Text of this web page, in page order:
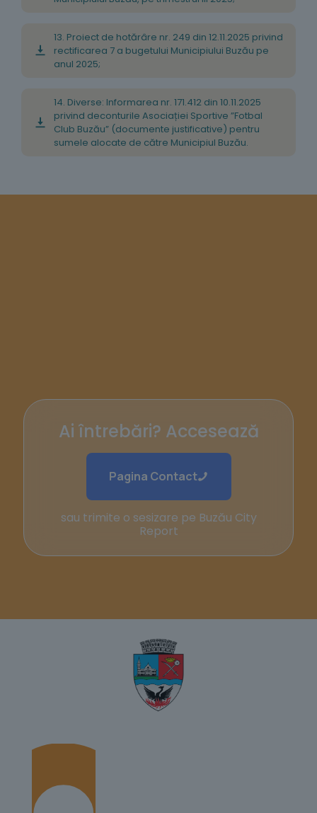
13. Proiect de hotărâre nr. 249 din 12.11.2025 privind
rectificarea 7 a bugetului Municipiului Buzău pe
anul 2025;
14. Diverse: Informarea nr. 171.412 din 10.11.2025
privind deconturile Asociației Sportive ”Fotbal
Club Buzău” (documente justificative) pentru
sumele alocate de către Municipiul Buzău.
Ai întrebări? Accesează
Pagina Contact
sau trimite o sesizare pe Buzău City
Report